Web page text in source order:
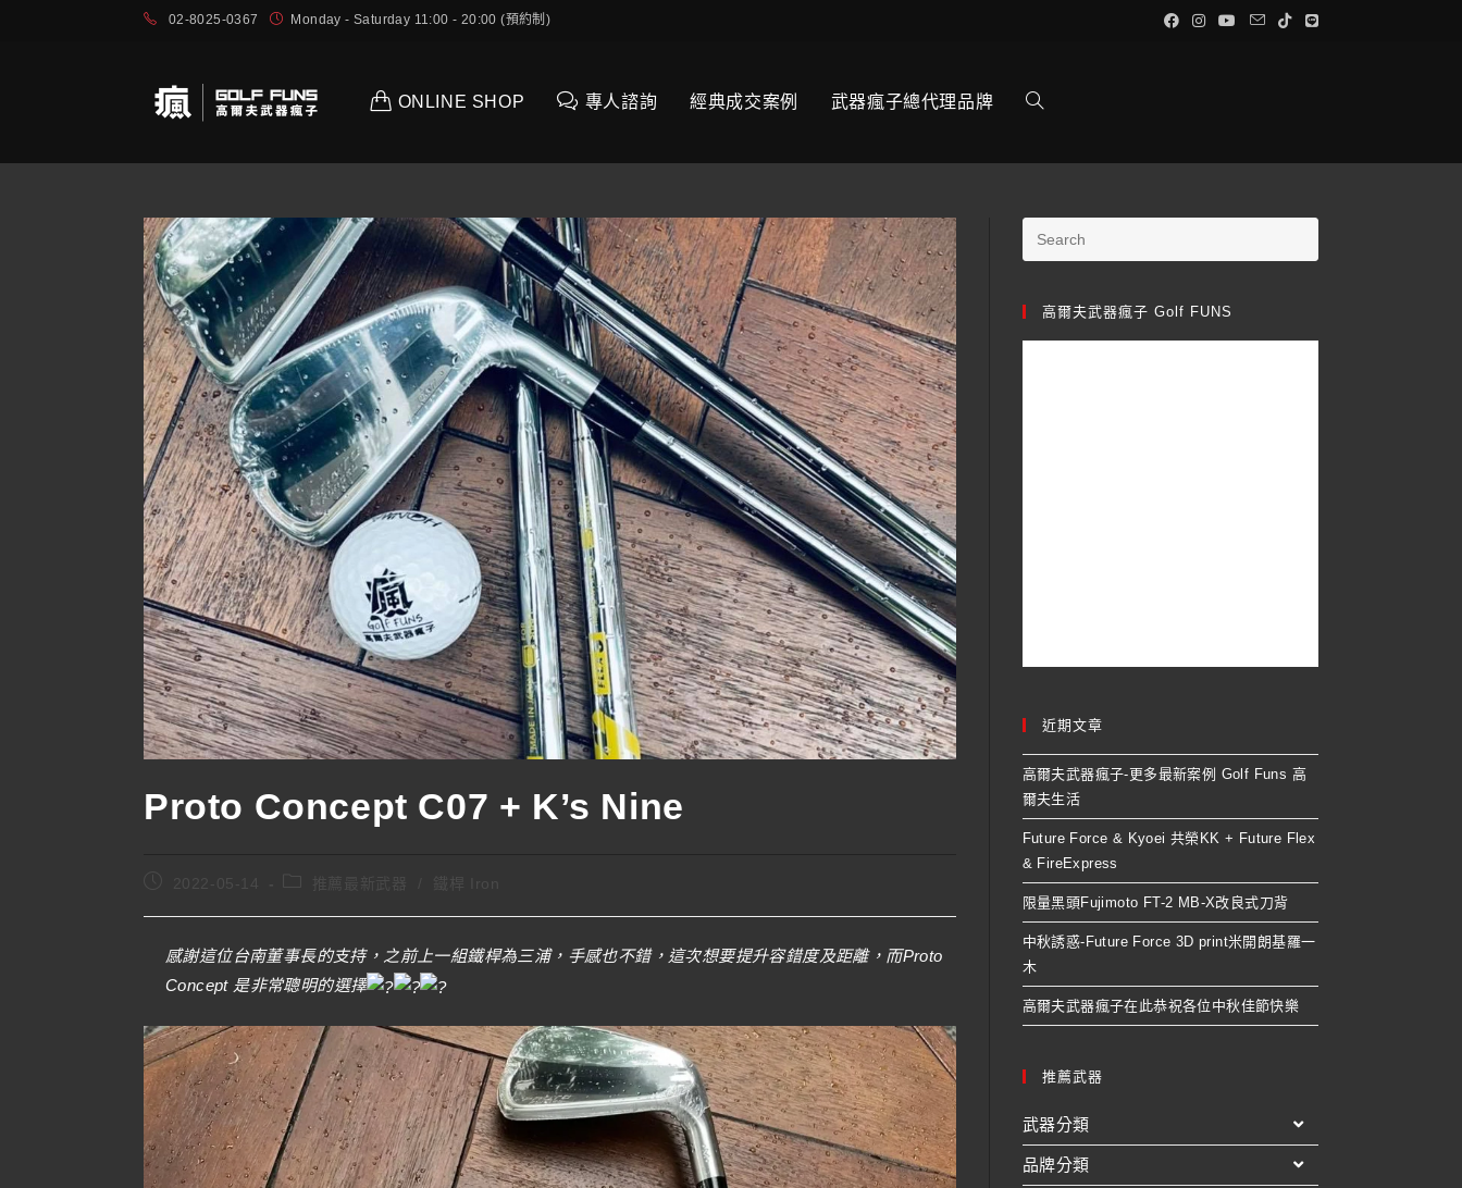
02-8025-0367 Monday - Saturday 11:00 - 20:00 (預約制)
ONLINE SHOP 專人諮詢 經典成交案例 武器瘋子總代理品牌
Proto Concept C07 + K’s Nine
鐵桿 Iron
感謝這位台南董事長的支持，之前上一組鐵桿為三浦，手感也不錯，這次想要提升容錯度及距離，而Proto
Concept 是非常聰明的選擇
高爾夫武器瘋子 Golf FUNS
近期文章
高爾夫武器瘋子-更多最新案例 Golf Funs 高
爾夫生活
Future Force & Kyoei 共榮KK + Future Flex
& FireExpress
限量黑頭Fujimoto FT-2 MB-X改良式刀背
中秋誘惑-Future Force 3D print米開朗基羅一
木
高爾夫武器瘋子在此恭祝各位中秋佳節快樂
推薦武器
武器分類
品牌分類